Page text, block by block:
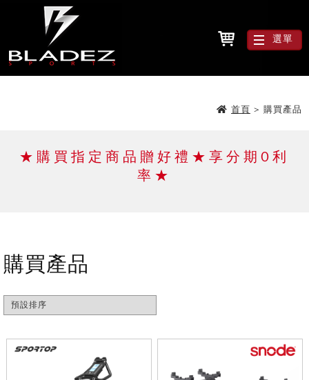
選單
首頁 > 購買產品
★購買指定商品贈好禮★享分期0利
率★
購買產品